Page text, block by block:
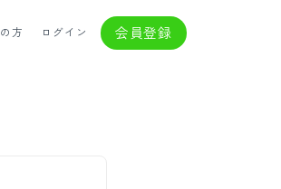
方 ログイン 会員登録